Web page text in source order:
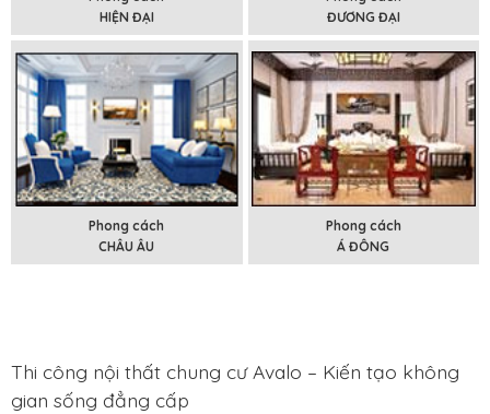
HIỆN ĐẠI
ĐƯƠNG ĐẠI
Phong cách
CHÂU ÂU
Phong cách
Á ĐÔNG
Thi công nội thất chung cư Avalo – Kiến tạo không
gian sống đẳng cấp